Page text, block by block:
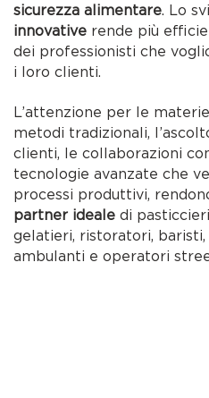
sicurezza alimentare. Lo
innovative rende più
dei professionisti che
i loro clienti.
L’attenzione per le
metodi tradizionali,
clienti, le collaborazioni
tecnologie avanzate che
processi produttivi,
partner ideale di
gelatieri, ristoratori,
ambulanti e operatori